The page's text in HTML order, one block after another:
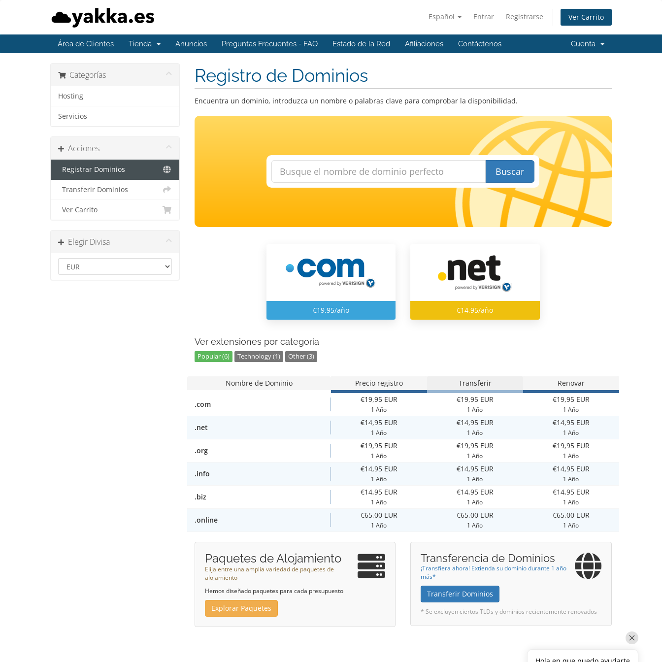
Español Entrar Registrarse Ver Carrito
Área de Clientes Tienda Anuncios Preguntas Frecuentes - FAQ Estado de la Red Afiliaciones Contáctenos Cuenta
Categorías
Hosting
Servicios
Acciones
Registrar Dominios
Transferir Dominios
Ver Carrito
Elegir Divisa
Registro de Dominios
Encuentra un dominio, introduzca un nombre o palabras clave para comprobar la disponibilidad.
Buscar
€19,95/año €14,95/año
Ver extensiones por categoría
Popular (6) Technology (1) Other (3)
Nombre de Dominio Precio registro Transferir Renovar
.com
€19,95 EUR
1 Año
€19,95 EUR
1 Año
€19,95 EUR
1 Año
.net
€14,95 EUR
1 Año
€14,95 EUR
1 Año
€14,95 EUR
1 Año
.org
€19,95 EUR
1 Año
€19,95 EUR
1 Año
€19,95 EUR
1 Año
.info
€14,95 EUR
1 Año
€14,95 EUR
1 Año
€14,95 EUR
1 Año
.biz
€14,95 EUR
1 Año
€14,95 EUR
1 Año
€14,95 EUR
1 Año
.online
€65,00 EUR
1 Año
€65,00 EUR
1 Año
€65,00 EUR
1 Año
Paquetes de Alojamiento
Elija entre una amplia variedad de paquetes de
alojamiento
Hemos diseñado paquetes para cada presupuesto
Explorar Paquetes
Transferencia de Dominios
¡Transfiera ahora! Extienda su dominio durante 1 año
más*
Transferir Dominios
* Se excluyen ciertos TLDs y dominios recientemente renovados